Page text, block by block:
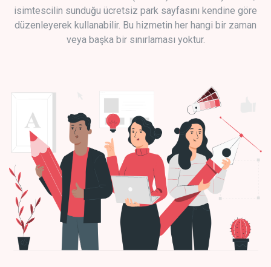
isimtescilin sunduğu ücretsiz park sayfasını kendine göre
düzenleyerek kullanabilir. Bu hizmetin her hangi bir zaman
veya başka bir sınırlaması yoktur.